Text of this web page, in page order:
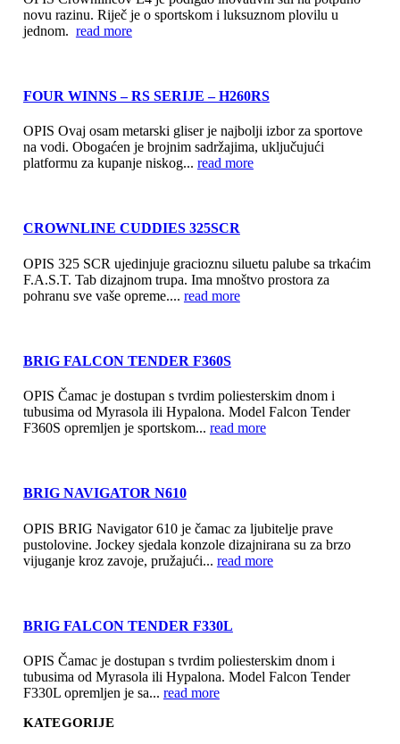
novu razinu. Riječ je o sportskom i luksuznom plovilu u
jednom. read more
FOUR WINNS – RS SERIJE – H260RS
OPIS Ovaj osam metarski gliser je najbolji izbor za sportove
na vodi. Obogaćen je brojnim sadržajima, uključujući
platformu za kupanje niskog... read more
CROWNLINE CUDDIES 325SCR
OPIS 325 SCR ujedinjuje gracioznu siluetu palube sa trkaćim
F.A.S.T. Tab dizajnom trupa. Ima mnoštvo prostora za
pohranu sve vaše opreme.... read more
BRIG FALCON TENDER F360S
OPIS Čamac je dostupan s tvrdim poliesterskim dnom i
tubusima od Myrasola ili Hypalona. Model Falcon Tender
F360S opremljen je sportskom... read more
BRIG NAVIGATOR N610
OPIS BRIG Navigator 610 je čamac za ljubitelje prave
pustolovine. Jockey sjedala konzole dizajnirana su za brzo
vijuganje kroz zavoje, pružajući... read more
BRIG FALCON TENDER F330L
OPIS Čamac je dostupan s tvrdim poliesterskim dnom i
tubusima od Myrasola ili Hypalona. Model Falcon Tender
F330L opremljen je sa... read more
KATEGORIJE